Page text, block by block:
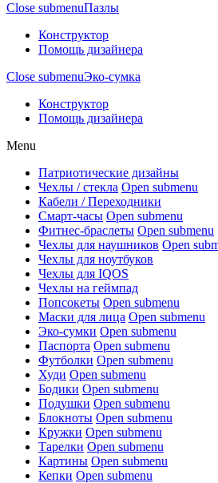
Close submenuПазлы
Конструктор
Помощь дизайнера
Close submenuЭко-сумка
Конструктор
Помощь дизайнера
Menu
Патриотические дизайны
Чехлы / стекла Open submenu
Кабели / Переходники
Смарт-часы Open submenu
Фитнес-браслеты Open submenu
Чехлы для наушников Open
Чехлы для ноутбуков
Чехлы для IQOS
Чехлы на геймпад
Попсокеты Open submenu
Маски для лица Open submenu
Эко-сумки Open submenu
Паспорта Open submenu
Футболки Open submenu
Худи Open submenu
Бодики Open submenu
Подушки Open submenu
Блокноты Open submenu
Кружки Open submenu
Тарелки Open submenu
Картины Open submenu
Кепки Open submenu